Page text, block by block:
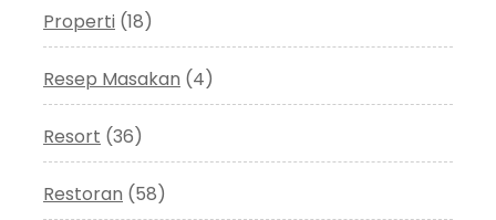
Properti (18)
Resep Masakan (4)
Resort (36)
Restoran (58)